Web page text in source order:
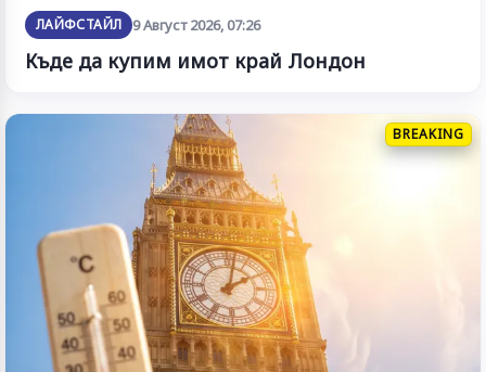
ЛАЙФСТАЙЛ 9 Август 2026, 07:26
Къде да купим имот край Лондон
BREAKING